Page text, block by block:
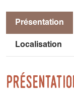
Présentation
Localisation